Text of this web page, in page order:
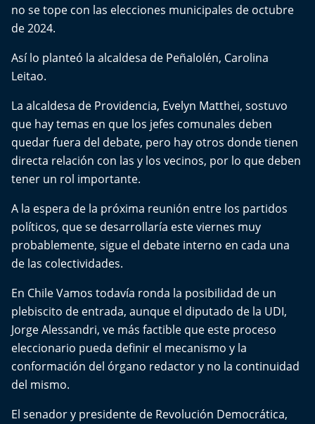
Conecta Vida
El Mejor País de Chile
Bío Bío en Ruta
Especiales
Motorfem
Agenda Propia
Chile, Historia de 30 años
Carrera a La Moneda
Aquí Estamos
Sello de raza
no se tope con las elecciones municipales de octubre
de 2024.
Así lo planteó la alcaldesa de Peñalolén, Carolina
Leitao.
La alcaldesa de Providencia, Evelyn Matthei, sostuvo
que hay temas en que los jefes comunales deben
quedar fuera del debate, pero hay otros donde tienen
directa relación con las y los vecinos, por lo que deben
tener un rol importante.
A la espera de la próxima reunión entre los partidos
políticos, que se desarrollaría este viernes muy
probablemente, sigue el debate interno en cada una
de las colectividades.
En Chile Vamos todavía ronda la posibilidad de un
plebiscito de entrada, aunque el diputado de la UDI,
Jorge Alessandri, ve más factible que este proceso
eleccionario pueda definir el mecanismo y la
conformación del órgano redactor y no la continuidad
del mismo.
El senador y presidente de Revolución Democrática,